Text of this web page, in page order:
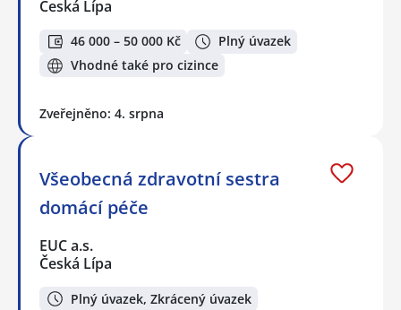
Česká Lípa
46 000 – 50 000 Kč
Plný úvazek
Vhodné také pro cizince
Zveřejněno: 4. srpna
Všeobecná zdravotní sestra
domácí péče
EUC a.s.
Česká Lípa
Plný úvazek, Zkrácený úvazek